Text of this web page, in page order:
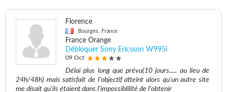
Florence
Bourges, France
France Orange
Débloquer Sony Ericsson W995i
09 Oct
Délai plus long que prévu(10 jours..... au lieu de
24h/48h) mais satisfait de l'objectif atteint alors qu'un autre site
me disait qu'ils étaient dans l'impossiblilité de l'obtenir